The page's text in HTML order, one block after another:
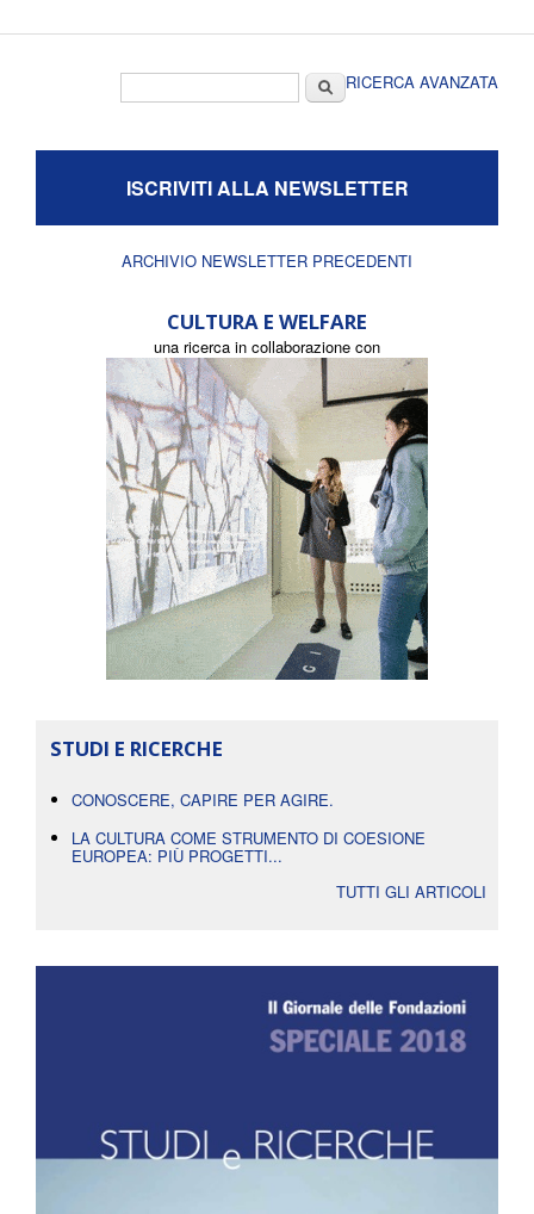
CercaRICERCA AVANZATA
ISCRIVITI ALLA NEWSLETTER
ARCHIVIO NEWSLETTER PRECEDENTI
CULTURA E WELFARE
una ricerca in collaborazione con
STUDI E RICERCHE
CONOSCERE, CAPIRE PER AGIRE.
LA CULTURA COME STRUMENTO DI COESIONE
EUROPEA: PIÙ PROGETTI...
TUTTI GLI ARTICOLI